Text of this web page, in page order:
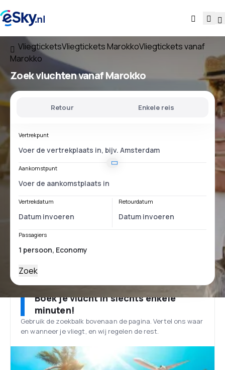
VliegticketsVliegtickets MarokkoVliegtickets vanaf
Marokko
Zoek vluchtenvanaf Marokko
Retour Enkele reis
Vertrekpunt
Aankomstpunt
Vertrekdatum Retourdatum
Passagiers
Zoek
Boek je vlucht in slechts enkele
minuten!
Gebruik de zoekbalk bovenaan de pagina. Vertel ons waar
en wanneer je vliegt, en wij regelen de rest.